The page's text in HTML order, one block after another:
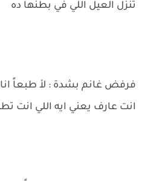
تنزل العيل اللي في بطنها ده
فرفض غانم بشدة : لأ طبعاً
انت عارف يعني ايه اللي انت